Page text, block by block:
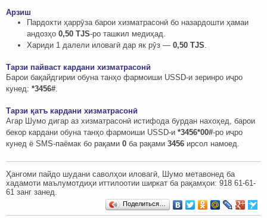
Арзиш
Пардохти ҳаррӯза барои хизматрасонӣ бо назардошти ҳамаи
андозҳо 0,50 TJS-ро ташкил медиҳад.
Хариди 1 далели иловагӣ дар як рӯз — 0,50 TJS.
Тарзи пайваст кардани хизматрасонӣ
Барои бақайдгирии обуна танҳо фармоиши USSD-и зеринро иҷро
кунед: *3456#.
Тарзи қатъ кардани хизматрасонӣ
Агар Шумо дигар аз хизматрасонӣ истифода бурдан нахоҳед, барои
бекор кардани обуна танҳо фармоиши USSD-и *3456*00#-ро иҷро
кунед ё SMS-паёмак бо рақами 0 ба рақами 3456 ирсол намоед.
Ҳангоми пайдо шудани саволҳои иловагӣ, Шумо метавонед ба
хадамоти маълумотдиҳи иттилоотии ширкат ба рақамҳои: ‎‎918 61-61-
61 занг занед.
Поделиться…